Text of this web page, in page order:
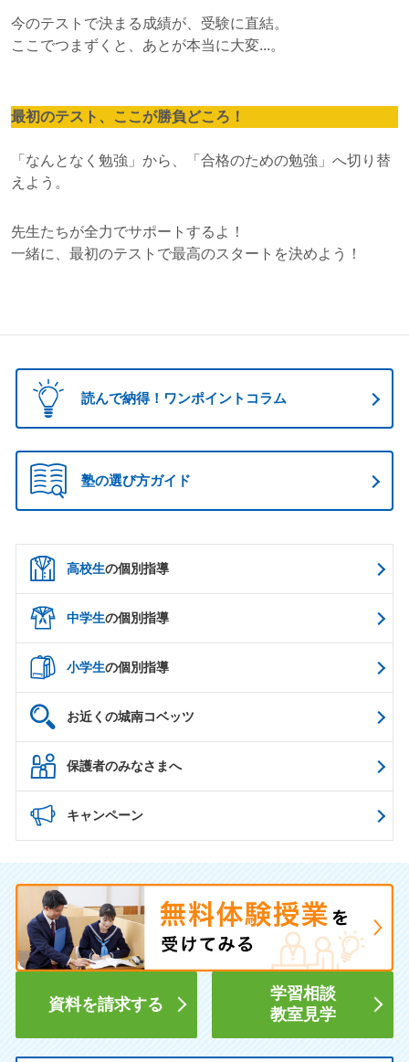
今のテストで決まる成績が、受験に直結。
ここでつまずくと、あとが本当に大変...。
最初のテスト、ここが勝負どころ！
「なんとなく勉強」から、「合格のための勉強」へ切り替
えよう。
先生たちが全力でサポートするよ！
一緒に、最初のテストで最高のスタートを決めよう！
読んで納得！ワンポイントコラム
塾の選び方ガイド
高校生の個別指導
中学生の個別指導
小学生の個別指導
お近くの城南コベッツ
保護者のみなさまへ
キャンペーン
資料を請求する
学習相談
教室見学